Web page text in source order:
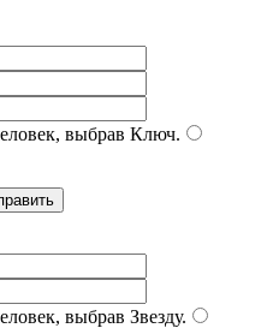
выбрав Ключ.
выбрав Звезду.